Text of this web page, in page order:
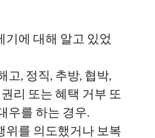
자가 모두 동의하는 합의를 통
공식적인 방법으로 문제를 해
입니다.
(합의에 이르지 못함) 원치 않
은 계속해서 정식 결정을 향해
기에 대해 알고 있었
고, 정직, 추방, 협박,
리 또는 혜택 거부 또
우를 하는 경우.
위를 의도했거나 보복